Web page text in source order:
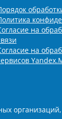
на
на